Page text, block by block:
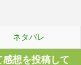
ネタバレ
想を投稿して